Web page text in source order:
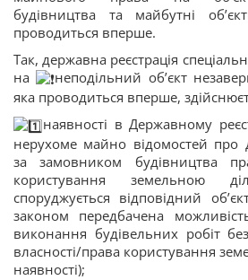
будівництва та майбутні
проводиться вперше.
Так, державна реєстрація
на
неподільний об’єкт
яка проводиться вперше,
наявності в Державному
нерухоме майно відомостей про
за замовником будівництва
користування земельною
споруджується відповідний
законом передбачена
виконання будівельних робіт
власності/права користування
наявності);